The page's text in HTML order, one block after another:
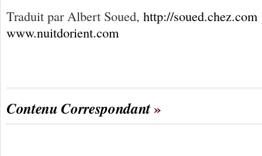
Traduit par Albert Soued, http://soued.chez.com
www.nuitdorient.com
Contenu Correspondant